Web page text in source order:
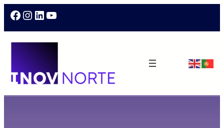
Facebook Instagram LinkedIn YouTube